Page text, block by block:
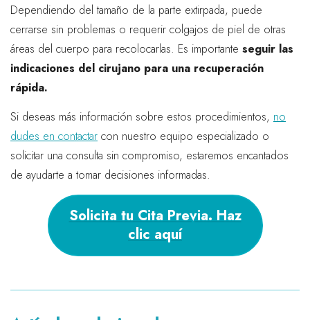
Dependiendo del tamaño de la parte extirpada, puede
cerrarse sin problemas o requerir colgajos de piel de otras
áreas del cuerpo para recolocarlas. Es importante seguir las
indicaciones del cirujano para una recuperación
rápida.
Si deseas más información sobre estos procedimientos, no
dudes en contactar con nuestro equipo especializado o
solicitar una consulta sin compromiso, estaremos encantados
de ayudarte a tomar decisiones informadas.
Solicita tu Cita Previa. Haz
clic aquí